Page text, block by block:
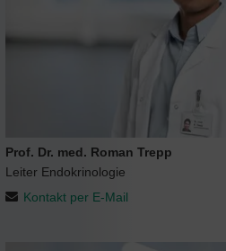
Prof. Dr. med. Roman Trepp
Leiter Endokrinologie
Kontakt per E-Mail